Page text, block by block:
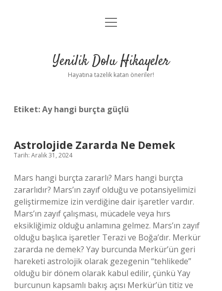
Anasayfa
Yasal Uyarı
menüyü
Yenilik Dolu Hikayeler
Hayatına tazelik katan öneriler!
Etiket:Ay hangi burçta güçlü
Astrolojide Zararda Ne Demek
Tarih: Aralık 31, 2024
Mars hangi burçta zararlı? Mars hangi burçta
zararlıdır? Mars’ın zayıf olduğu ve potansiyelimizi
geliştirmemize izin verdiğine dair işaretler vardır.
Mars’ın zayıf çalışması, mücadele veya hırs
eksikliğimiz olduğu anlamına gelmez. Mars’ın zayıf
olduğu başlıca işaretler Terazi ve Boğa’dır. Merkür
zararda ne demek? Yay burcunda Merkür’ün geri
hareketi astrolojik olarak gezegenin “tehlikede”
olduğu bir dönem olarak kabul edilir, çünkü Yay
burcunun kapsamlı bakış açısı Merkür’ün titiz ve